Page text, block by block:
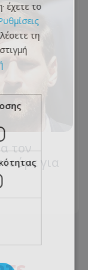
τον
για
έχετε το
τη